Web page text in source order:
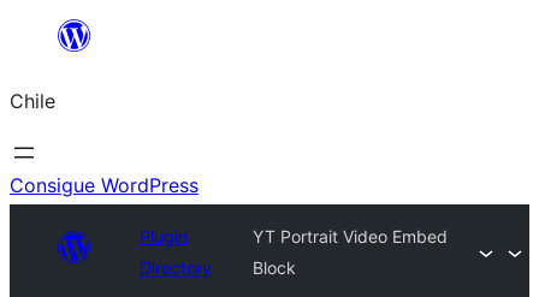
Saltar
contenido
Chile
Consigue WordPress
Plugin
Directory
YT Portrait Video Embed
Block